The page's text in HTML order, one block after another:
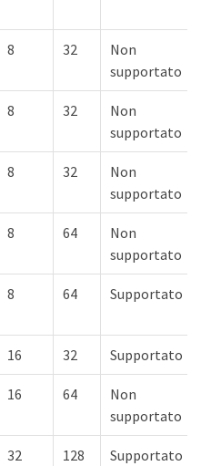
8 32
Non
supportato
8 32
Non
supportato
8 32
Non
supportato
8 64
Non
supportato
8 64 Supportato
16 32 Supportato
16 64
Non
supportato
32 128 Supportato